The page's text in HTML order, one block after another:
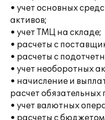
• учет основных
активов;
• учет ТМЦ на складе;
• расчеты с
• расчеты с
• учет необоротных
• начисление и
расчет обязательных
• учет валютных
• расчеты с бюджетом